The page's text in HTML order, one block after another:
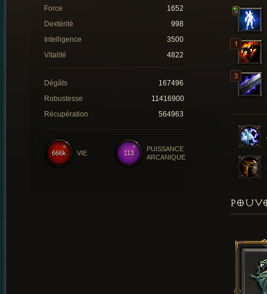
Force
1652
Dextérité
998
Intelligence
3500
Vitalité
4822
Dégâts
167496
Robustesse
11416900
Récupération
564963
113
PUISSANCE
ARCANIQUE
666k VIE